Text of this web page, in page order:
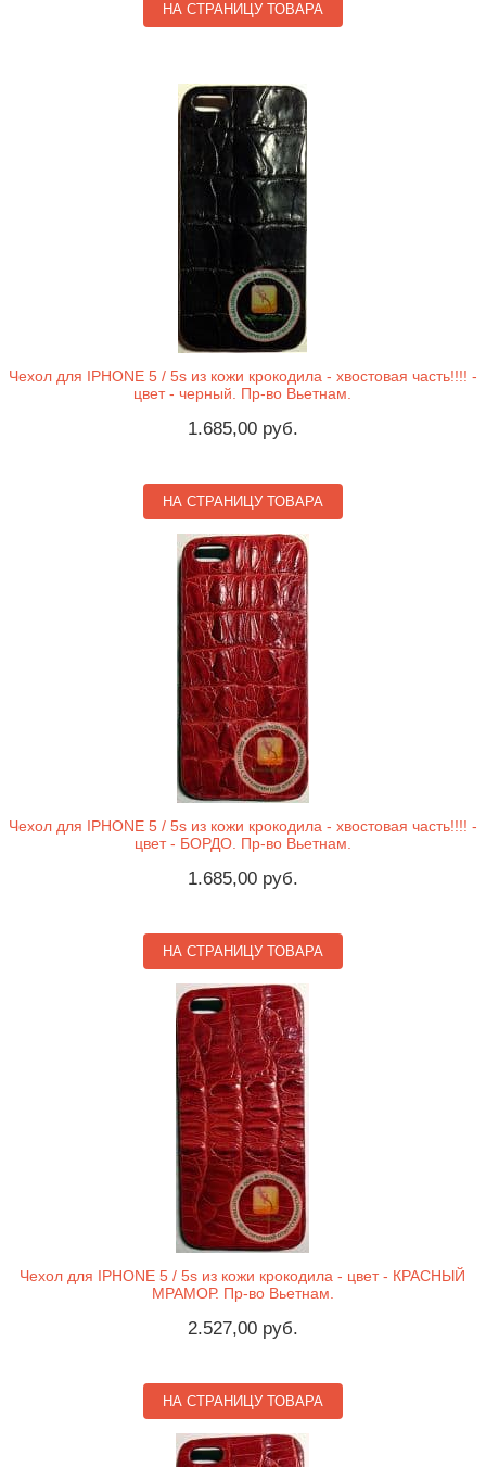
НА СТРАНИЦУ ТОВАРА
Чехол для IPHONE 5 / 5s из кожи крокодила - хвостовая часть!!!! -
цвет - черный. Пр-во Вьетнам.
1.685,00 руб.
НА СТРАНИЦУ ТОВАРА
Чехол для IPHONE 5 / 5s из кожи крокодила - хвостовая часть!!!! -
цвет - БОРДО. Пр-во Вьетнам.
1.685,00 руб.
НА СТРАНИЦУ ТОВАРА
Чехол для IPHONE 5 / 5s из кожи крокодила - цвет - КРАСНЫЙ
МРАМОР. Пр-во Вьетнам.
2.527,00 руб.
НА СТРАНИЦУ ТОВАРА